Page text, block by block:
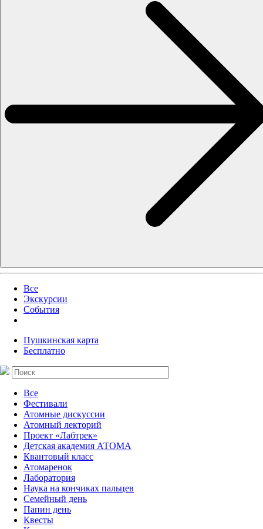
Все
Экскурсии
События
Пушкинская карта
Бесплатно
Все
Фестивали
Атомные дискуссии
Атомный лекторий
Проект «Лабтрек»
Детская академия АТОМА
Квантовый класс
Атомаренок
Лаборатория
Наука на кончиках пальцев
Семейный день
Папин день
Квесты